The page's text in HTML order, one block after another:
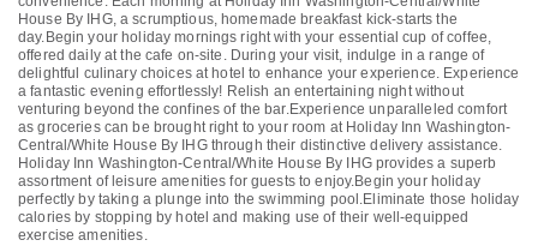
House By IHG, a scrumptious, homemade breakfast kick-starts the
day.Begin your holiday mornings right with your essential cup of coffee,
offered daily at the cafe on-site. During your visit, indulge in a range of
delightful culinary choices at hotel to enhance your experience. Experience
a fantastic evening effortlessly! Relish an entertaining night without
venturing beyond the confines of the bar.Experience unparalleled comfort
as groceries can be brought right to your room at Holiday Inn Washington-
Central/White House By IHG through their distinctive delivery assistance.
Holiday Inn Washington-Central/White House By IHG provides a superb
assortment of leisure amenities for guests to enjoy.Begin your holiday
perfectly by taking a plunge into the swimming pool.Eliminate those holiday
calories by stopping by hotel and making use of their well-equipped
exercise amenities.